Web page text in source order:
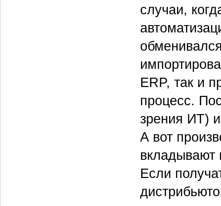
случаи,
ERP, так и
процесс.
зрения ИТ)
А вот
вкладывают
Если